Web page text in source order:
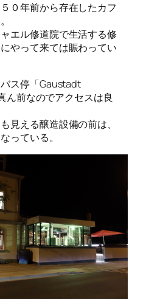
０年前から存在したカフ
エル修道院で生活する修
やって来ては賑わってい
ス停「Gaustadt
ん前なのでアクセスは良
見える醸造設備の前は、
っている。